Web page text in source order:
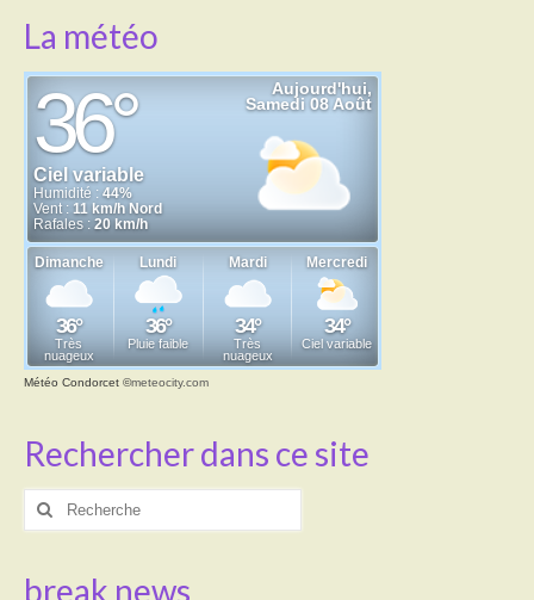
La météo
Météo Condorcet ©meteocity.com
Rechercher dans ce site
Rechercher
break news